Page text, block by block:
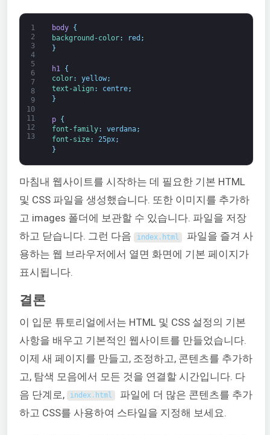
1
2
3
4
5
6
7
8
9
10
11
12
13
body {
background-color: red ;
}
h1
{
color: yellow;
text-align: centre;
}
p {
font-family: verdana;
font-size: 25px;
}
마침내 웹사이트를 시작하는 데 필요한 기본 HTML
및 CSS 파일을 생성했습니다. 또한 이미지를 추가하
고 images 폴더에 보관할 수 있습니다. 파일을 저장
하고 닫습니다. 그런 다음
index. html 파일을 즐겨 사
용하는 웹 브라우저에서 열면 화면에 기본 페이지가
표시됩니다.
결론
이 입문 튜토리얼에서는 HTML 및 CSS 설정의 기본
사항을 배우고 기본적인 웹사이트를 만들었습니다.
이제 새 페이지를 만들고, 조정하고, 콘텐츠를 추가하
고, 탐색 모음에서 모든 것을 연결할 시간입니다. 다
음 단계로,
index. html 파일에 더 많은 콘텐츠를 추가
하고 CSS를 사용하여 스타일을 지정해 보세요.